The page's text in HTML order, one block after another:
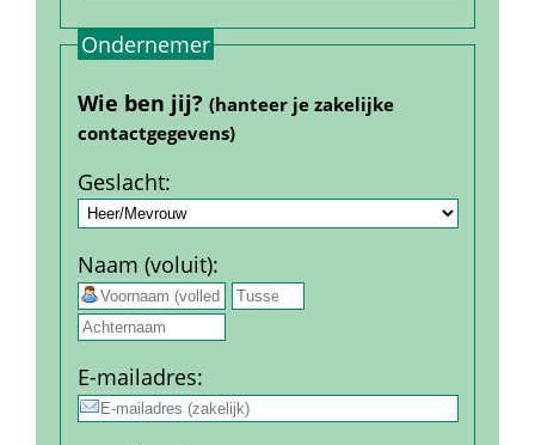
Ondernemer
Wie ben jij? (hanteer je zakelijke
contact­gegevens)
Geslacht:
Naam (voluit):
E-mail­adres: